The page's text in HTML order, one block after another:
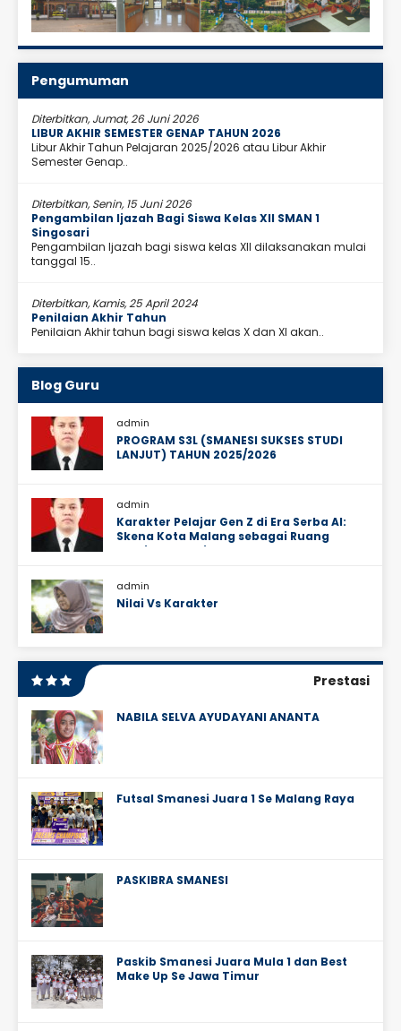
Pengumuman
Diterbitkan, Jumat, 26 Juni 2026
LIBUR AKHIR SEMESTER GENAP TAHUN 2026
Libur Akhir Tahun Pelajaran 2025/2026 atau Libur Akhir
Semester Genap..
Diterbitkan, Senin, 15 Juni 2026
Pengambilan Ijazah Bagi Siswa Kelas XII SMAN 1
Singosari
Pengambilan Ijazah bagi siswa kelas XII dilaksanakan mulai
tanggal 15..
Diterbitkan, Kamis, 25 April 2024
Penilaian Akhir Tahun
Penilaian Akhir tahun bagi siswa kelas X dan XI akan..
Blog Guru
admin
PROGRAM S3L (SMANESI SUKSES STUDI
LANJUT) TAHUN 2025/2026
admin
Karakter Pelajar Gen Z di Era Serba AI:
Skena Kota Malang sebagai Ruang
Ekosistem Sosial Mereka
admin
Nilai Vs Karakter
Prestasi
NABILA SELVA AYUDAYANI ANANTA
Futsal Smanesi Juara 1 Se Malang Raya
PASKIBRA SMANESI
Paskib Smanesi Juara Mula 1 dan Best
Make Up Se Jawa Timur